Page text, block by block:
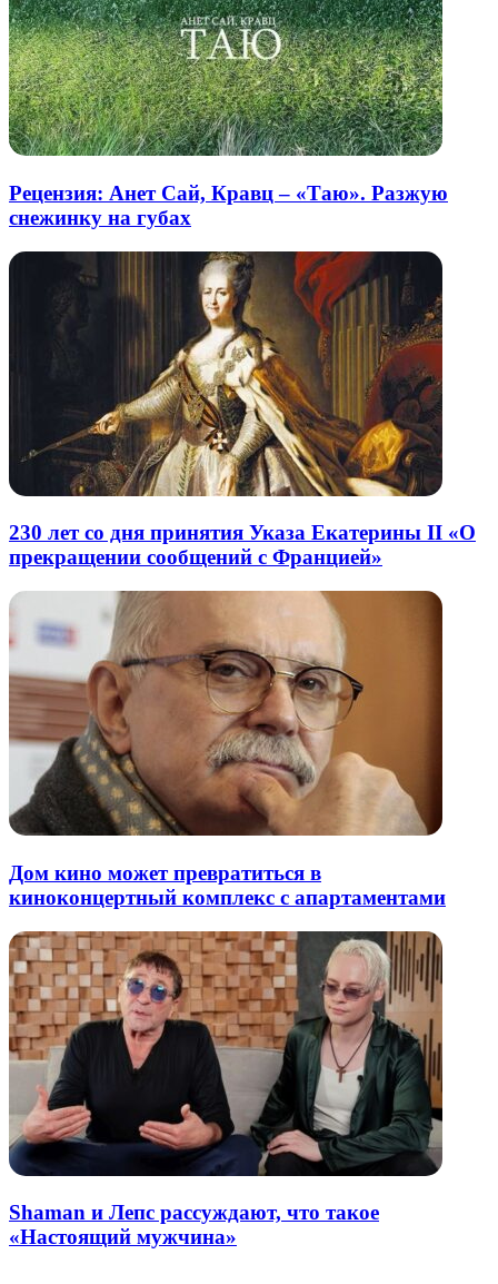
Рецензия: Анет Сай, Кравц – «Таю». Разжую
снежинку на губах
230 лет со дня принятия Указа Екатерины II «О
прекращении сообщений с Францией»
Дом кино может превратиться в
киноконцертный комплекс с апартаментами
Shaman и Лепс рассуждают, что такое
«Настоящий мужчина»